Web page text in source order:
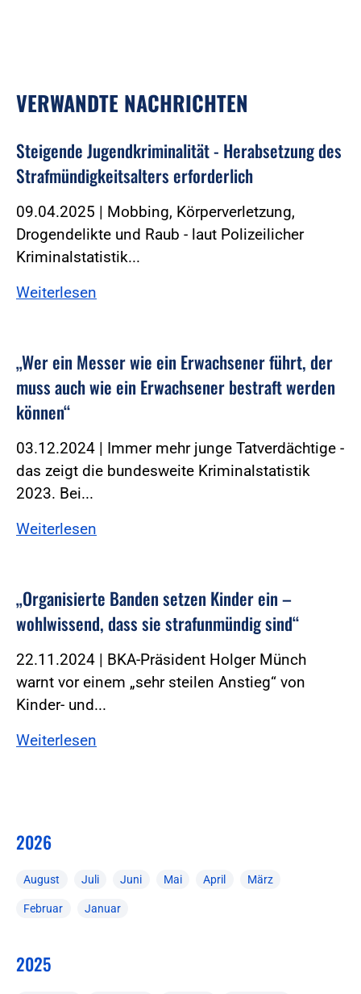
VERWANDTE NACHRICHTEN
Steigende Jugendkriminalität - Herabsetzung des
Strafmündigkeitsalters erforderlich
09.04.2025 | Mobbing, Körperverletzung,
Drogendelikte und Raub - laut Polizeilicher
Kriminalstatistik...
Weiterlesen
„Wer ein Messer wie ein Erwachsener führt, der
muss auch wie ein Erwachsener bestraft werden
können“
03.12.2024 | Immer mehr junge Tatverdächtige -
das zeigt die bundesweite Kriminalstatistik
2023. Bei...
Weiterlesen
„Organisierte Banden setzen Kinder ein –
wohlwissend, dass sie strafunmündig sind“
22.11.2024 | BKA-Präsident Holger Münch
warnt vor einem „sehr steilen Anstieg“ von
Kinder- und...
Weiterlesen
2026
August Juli Juni Mai April März
Februar Januar
2025